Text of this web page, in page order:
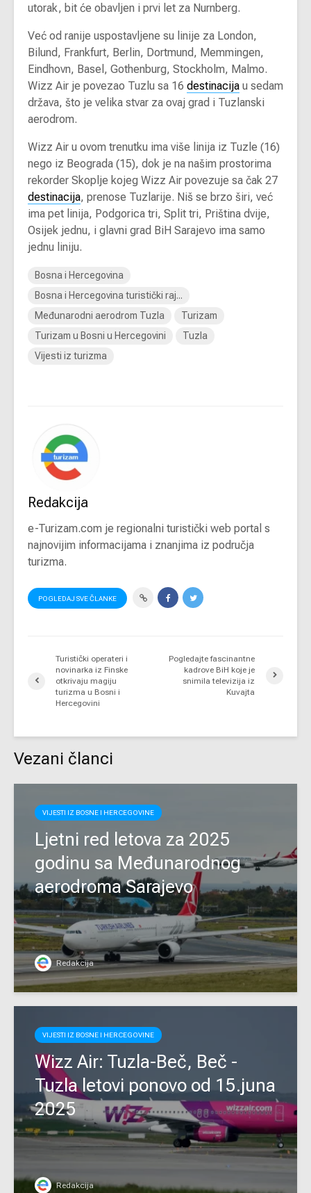
utorak, bit će obavljen i prvi let za Nurnberg.
Već od ranije uspostavljene su linije za London,
Bilund, Frankfurt, Berlin, Dortmund, Memmingen,
Eindhovn, Basel, Gothenburg, Stockholm, Malmo.
Wizz Air je povezao Tuzlu sa 16 destinacija u sedam
država, što je velika stvar za ovaj grad i Tuzlanski
aerodrom.
Wizz Air u ovom trenutku ima više linija iz Tuzle (16)
nego iz Beograda (15), dok je na našim prostorima
rekorder Skoplje kojeg Wizz Air povezuje sa čak 27
destinacija, prenose Tuzlarije. Niš se brzo širi, već
ima pet linija, Podgorica tri, Split tri, Priština dvije,
Osijek jednu, i glavni grad BiH Sarajevo ima samo
jednu liniju.
Bosna i Hercegovina
Bosna i Hercegovina turistički raj...
Međunarodni aerodrom Tuzla
Turizam
Turizam u Bosni u Hercegovini
Tuzla
Vijesti iz turizma
Redakcija
e-Turizam.com je regionalni turistički web portal s
najnovijim informacijama i znanjima iz područja
turizma.
POGLEDAJ SVE ČLANKE
Turistički operateri i
novinarka iz Finske
otkrivaju magiju
turizma u Bosni i
Hercegovini
Pogledajte fascinantne
kadrove BiH koje je
snimila televizija iz
Kuvajta
Vezani članci
VIJESTI IZ BOSNE I HERCEGOVINE
Ljetni red letova za 2025
godinu sa Međunarodnog
aerodroma Sarajevo
Redakcija
VIJESTI IZ BOSNE I HERCEGOVINE
Wizz Air: Tuzla-Beč, Beč -
Tuzla letovi ponovo od 15.juna
2025
Redakcija